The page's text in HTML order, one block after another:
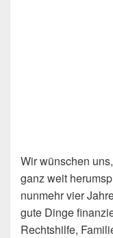
Wir wünschen
ganz weit
nunmehr vier
gute Dinge
Rechtshilfe,